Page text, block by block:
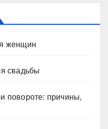
женщин
свадьбы
повороте: причины,